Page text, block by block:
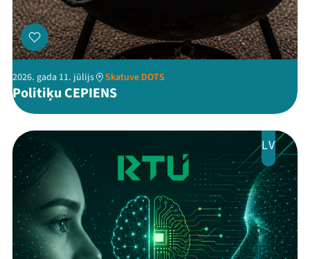
2026. gada 11. jūlijs Skatuve DOTS
Politiķu CEPIENS
LV